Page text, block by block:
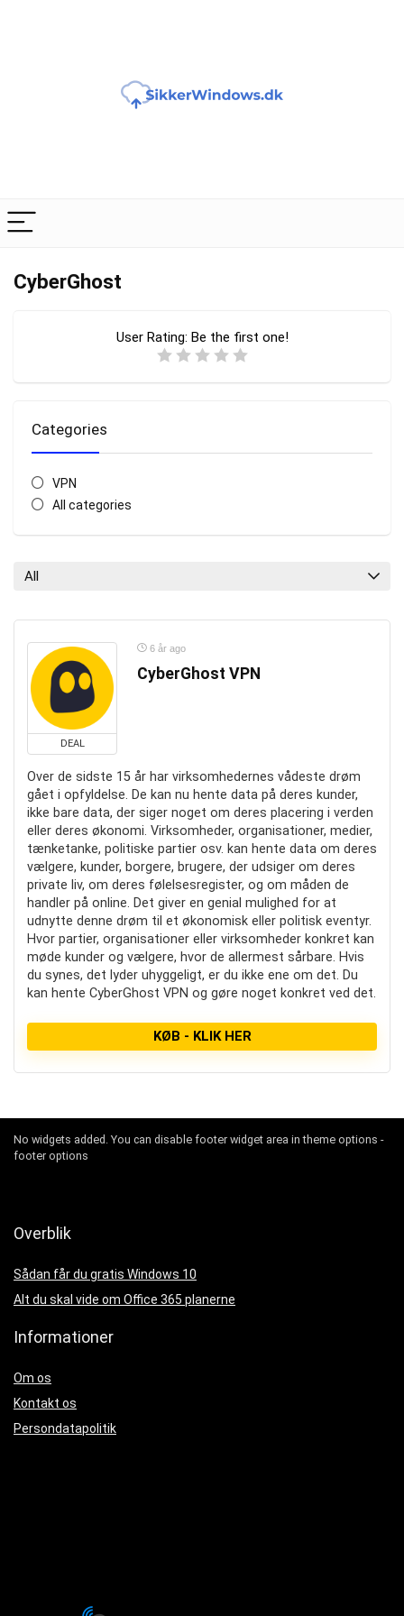
CyberGhost
User Rating: Be the first one!
Categories
VPN
All categories
All
DEAL
6 år ago
CyberGhost VPN
Over de sidste 15 år har virksomhedernes vådeste drøm
gået i opfyldelse. De kan nu hente data på deres kunder,
ikke bare data, der siger noget om deres placering i verden
eller deres økonomi. Virksomheder, organisationer, medier,
tænketanke, politiske partier osv. kan hente data om deres
vælgere, kunder, borgere, brugere, der udsiger om deres
private liv, om deres følelsesregister, og om måden de
handler på online. Det giver en genial mulighed for at
udnytte denne drøm til et økonomisk eller politisk eventyr.
Hvor partier, organisationer eller virksomheder konkret kan
møde kunder og vælgere, hvor de allermest sårbare. Hvis
du synes, det lyder uhyggeligt, er du ikke ene om det. Du
kan hente CyberGhost VPN og gøre noget konkret ved det.
KØB - KLIK HER
No widgets added. You can disable footer widget area in theme options -
footer options
Overblik
Sådan får du gratis Windows 10
Alt du skal vide om Office 365 planerne
Informationer
Om os
Kontakt os
Persondatapolitik